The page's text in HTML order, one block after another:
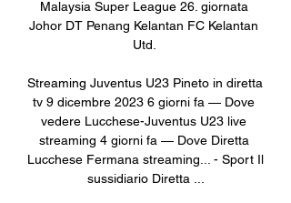
Malaysia Super League 26. giornata
Johor DT Penang Kelantan FC Kelantan
Utd.
Streaming Juventus U23 Pineto in diretta
tv 9 dicembre 2023 6 giorni fa — Dove
vedere Lucchese-Juventus U23 live
streaming 4 giorni fa — Dove Diretta
Lucchese Fermana streaming... - Sport Il
sussidiario Diretta ...